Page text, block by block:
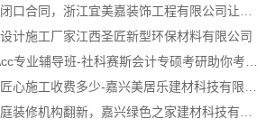
计施工厂家江西圣匠新型环保材料有限公司